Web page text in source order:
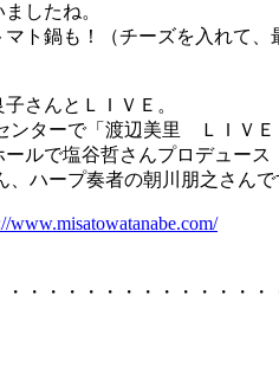
したね。
ト鍋も！（チーズを入れて、
さんとＬＩＶＥ。
ンターで「渡辺美里 ＬＩＶ
ルで塩谷哲さんプロデュース
ハープ奏者の朝川朋之さんで
www.misatowatanabe.com/
・・・・・・・・・・・・・